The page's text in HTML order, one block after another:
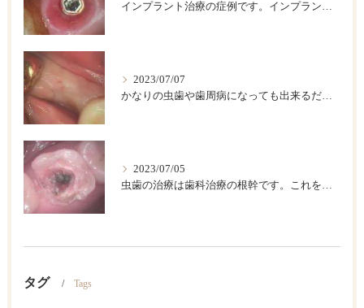
インプラント治療の症例です。インプラントは歯が欠損した後のベストの治療法です。
2023/07/07
かなりの虫歯や歯周病になっても出来るだけ歯は保存したいですが、歯をどうしても抜かなければならない場合があります。このような時に伝統的な入れ歯やブリッジなどによって欠損部を回復する方法がありますが、条件が合えば、インプラント治療が一番具合が良い治療法です。
2023/07/05
虫歯の治療は歯科治療の根幹です。これを精密にして歯の寿命を長くしましょう。
タグ Tags